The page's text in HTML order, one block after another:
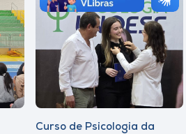
Curso de Psicologia da